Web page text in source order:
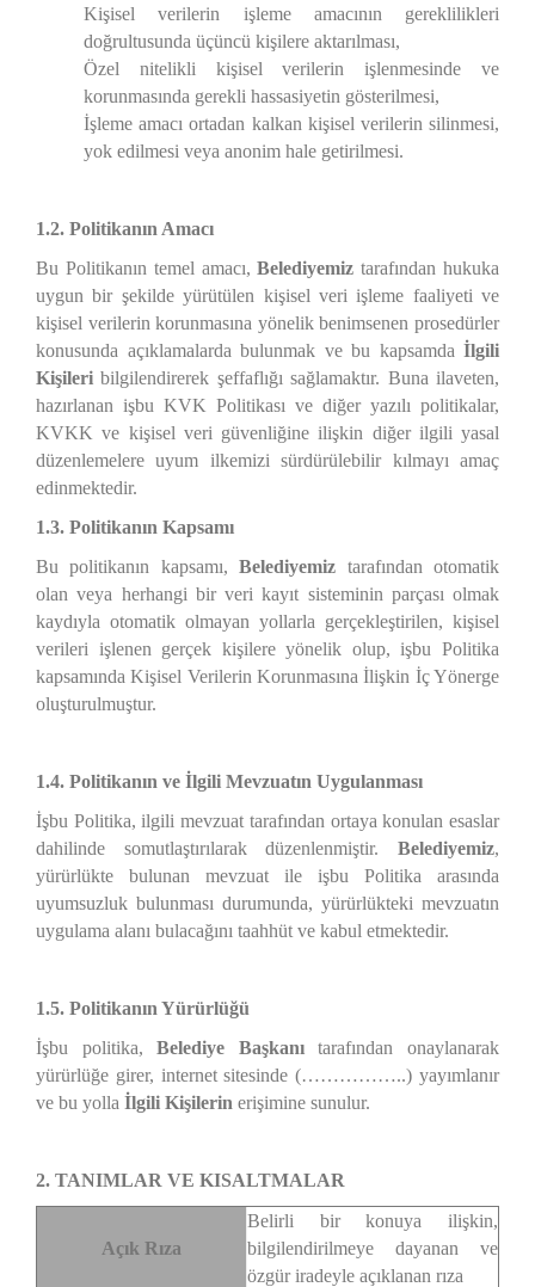
Kişisel verilerin işleme amacının gereklilikleri
doğrultusunda üçüncü kişilere aktarılması,
Özel nitelikli kişisel verilerin işlenmesinde ve
korunmasında gerekli hassasiyetin gösterilmesi,
İşleme amacı ortadan kalkan kişisel verilerin silinmesi,
yok edilmesi veya anonim hale getirilmesi.
1.2. Politikanın Amacı
Bu Politikanın temel amacı,Belediyemiz tarafından hukuka
uygun bir şekilde yürütülen kişisel veri işleme faaliyeti ve
kişisel verilerin korunmasına yönelik benimsenen prosedürler
konusunda açıklamalarda bulunmak ve bu kapsamda İlgili
Kişileri bilgilendirerek şeffaflığı sağlamaktır. Buna ilaveten,
hazırlanan işbu KVK Politikası ve diğer yazılı politikalar,
KVKK ve kişisel veri güvenliğine ilişkin diğer ilgili yasal
düzenlemelere uyum ilkemizi sürdürülebilir kılmayı amaç
edinmektedir.
1.3. Politikanın Kapsamı
Bu politikanın kapsamı, Belediyemiz tarafından otomatik
olan veya herhangi bir veri kayıt sisteminin parçası olmak
kaydıyla otomatik olmayan yollarla gerçekleştirilen, kişisel
verileri işlenen gerçek kişilere yönelik olup, işbu Politika
kapsamında Kişisel Verilerin Korunmasına İlişkin İç Yönerge
oluşturulmuştur.
1.4. Politikanın ve İlgili Mevzuatın Uygulanması
İşbu Politika, ilgili mevzuat tarafından ortaya konulan esaslar
dahilinde somutlaştırılarak düzenlenmiştir. Belediyemiz,
yürürlükte bulunan mevzuat ile işbu Politika arasında
uyumsuzluk bulunması durumunda, yürürlükteki mevzuatın
uygulama alanı bulacağını taahhüt ve kabul etmektedir.
1.5. Politikanın Yürürlüğü
İşbu politika,Belediye Başkanıtarafından onaylanarak
yürürlüğe girer, internet sitesinde (……………..) yayımlanır
ve bu yolla İlgili Kişilerin erişimine sunulur.
2. TANIMLAR VE KISALTMALAR
Açık Rıza
Belirli bir konuya ilişkin,
bilgilendirilmeye dayanan ve
özgür iradeyle açıklanan rıza